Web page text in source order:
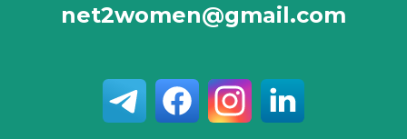
net2women@gmail.com